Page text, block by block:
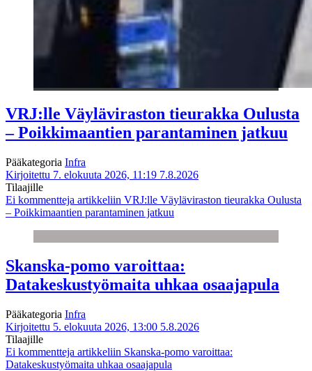
VRJ:lle Väyläviraston tieurakka Oulusta
– Poikkimaantien parantaminen jatkuu
Pääkategoria Infra
Kirjoitettu 7. elokuuta 2026, 11:19 7.8.2026
Tilaajille
Ei kommentteja artikkeliin VRJ:lle Väyläviraston tieurakka Oulusta
– Poikkimaantien parantaminen jatkuu
Skanska-pomo varoittaa:
Datakeskustyömaita uhkaa osaajapula
Pääkategoria Infra
Kirjoitettu 5. elokuuta 2026, 13:00 5.8.2026
Tilaajille
Ei kommentteja artikkeliin Skanska-pomo varoittaa:
Datakeskustyömaita uhkaa osaajapula